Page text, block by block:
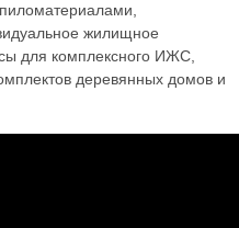
жилищное
для комплексного ИЖС,
деревянных домов и